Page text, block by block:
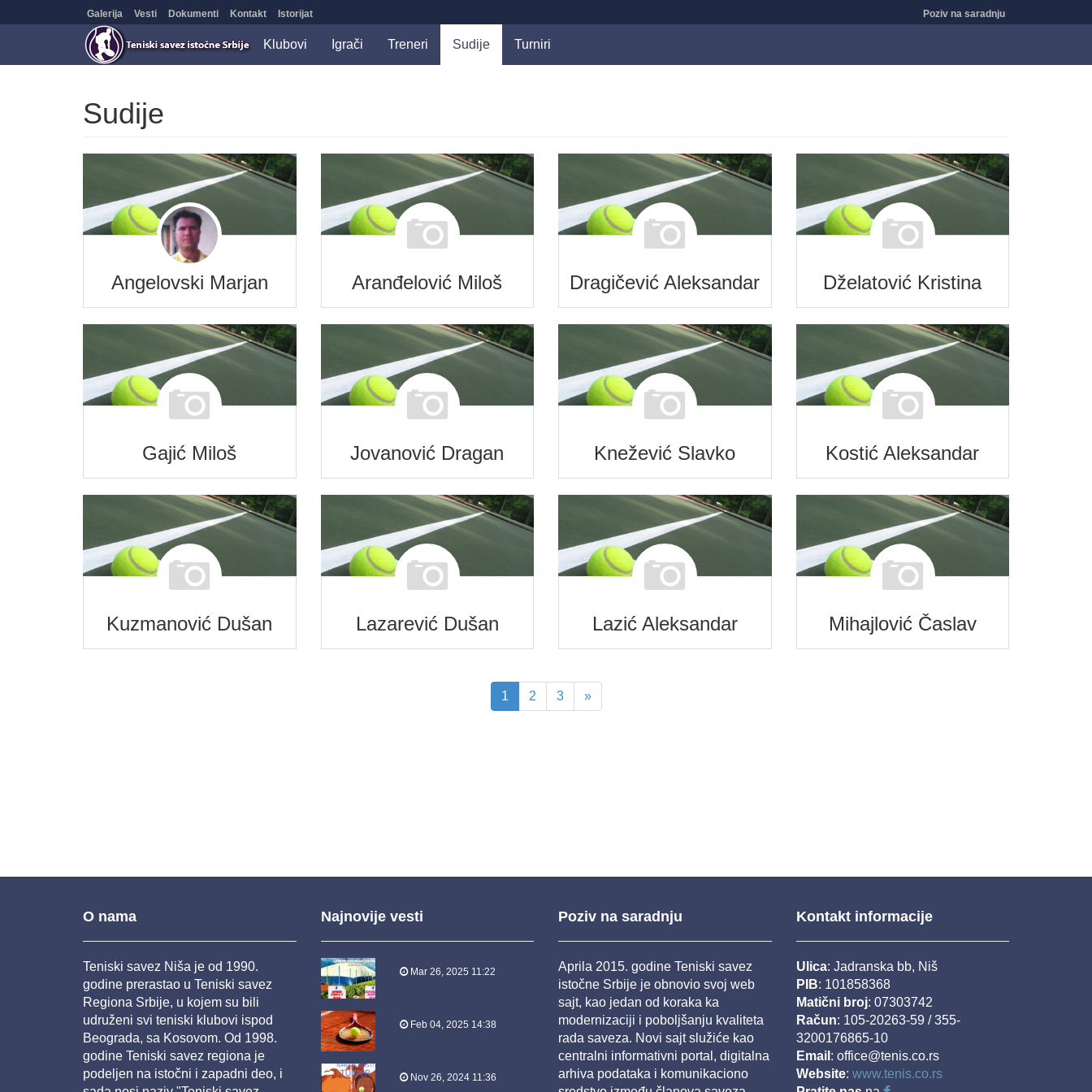
Galerija Vesti Dokumenti Kontakt Istorijat Poziv na saradnju
Klubovi Igrači Treneri Sudije Turniri
Sudije
Angelovski Marjan Aranđelović Miloš Dragičević Aleksandar Dželatović Kristina
Gajić Miloš Jovanović Dragan Knežević Slavko Kostić Aleksandar
Kuzmanović Dušan Lazarević Dušan Lazić Aleksandar Mihajlović Časlav
1 2 3 »
O nama
Teniski savez Niša je od 1990.
godine prerastao u Teniski savez
Regiona Srbije, u kojem su bili
udruženi svi teniski klubovi ispod
Beograda, sa Kosovom. Od 1998.
godine Teniski savez regiona je
podeljen na istočni i zapadni deo, i
Najnovije vesti
Mar 26, 2025 11:22
Feb 04, 2025 14:38
Nov 26, 2024 11:36
Poziv na saradnju
Aprila 2015. godine Teniski savez
istočne Srbije je obnovio svoj web
sajt, kao jedan od koraka ka
modernizaciji i poboljšanju kvaliteta
rada saveza. Novi sajt služiće kao
centralni informativni portal, digitalna
arhiva podataka i komunikaciono
Kontakt informacije
Ulica: Jadranska bb, Niš
PIB: 101858368
Matični broj: 07303742
Račun: 105-20263-59 / 355-
3200176865-10
Email : office@tenis.co.rs
Website: www.tenis.co.rs